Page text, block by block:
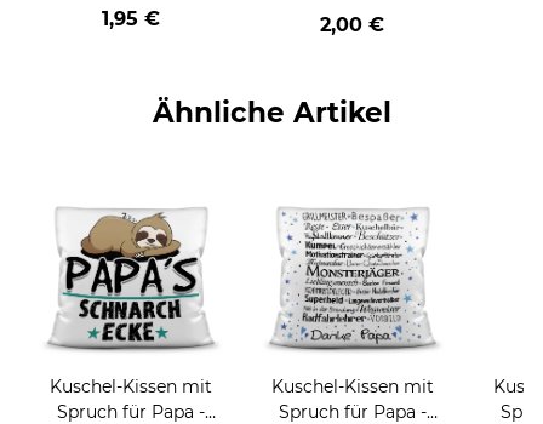
1,95 € 2,00 €
Ähnliche Artikel
Kuschel-Kissen mit
Spruch für Papa -
Kuschel-Kissen mit
Spruch für Papa -